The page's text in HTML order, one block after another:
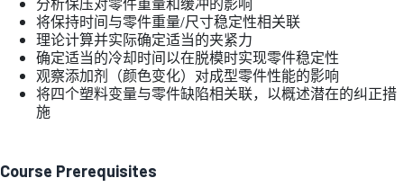
将保持时间与零件重量/尺寸稳定性相关联
理论计算并实际确定适当的夹紧力
确定适当的冷却时间以在脱模时实现零件稳定性
观察添加剂（颜色变化）对成型零件性能的影响
将四个塑料变量与零件缺陷相关联，以概述潜在的纠正措
施
Course Prerequisites